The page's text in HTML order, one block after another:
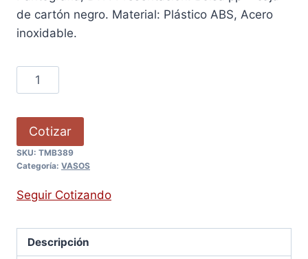
de cartón negro. Material: Plástico ABS, Acero
inoxidable.
Cotizar
SKU: TMB389
Categoría: VASOS
Seguir Cotizando
Descripción